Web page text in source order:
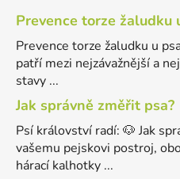
Prevence torze žaludku
Prevence torze žaludku u
patří mezi nejzávažnější a
stavy ...
Jak správně změřit psa?
Psí království radí: 🐶 Jak
vašemu pejskovi postroj,
hárací kalhotky ...